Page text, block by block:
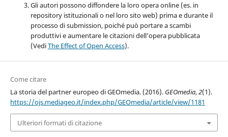
Gli autori possono diffondere la loro opera online (es. in
repository istituzionali o nel loro sito web) prima e durante il
processo di submission, poiché può portare a scambi
produttivi e aumentare le citazioni dell'opera pubblicata
(VediThe Effect of Open Access).
Come citare
La storia del partner europeo di GEOmedia. (2016). GEOmedia,2(1).
https://ojs.mediageo.it/index.php/GEOmedia/article/view/1181
Ulteriori formati di citazione